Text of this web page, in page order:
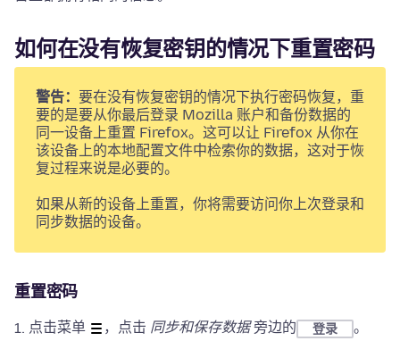
如何在没有恢复密钥的情况下重置密码
警告： 要在没有恢复密钥的情况下执行密码恢复，重
要的是要从你最后登录 Mozilla 账户和备份数据的
同一设备上重置 Firefox。这可以让 Firefox 从你在
该设备上的本地配置文件中检索你的数据，这对于恢
复过程来说是必要的。
如果从新的设备上重置，你将需要访问你上次登录和
同步数据的设备。
重置密码
点击菜单 ，点击 同步和保存数据旁边的 登录 。